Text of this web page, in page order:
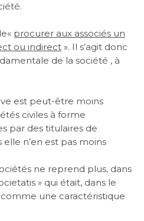
procurer aux associés un
ou indirect ». Il s’agit donc
de la société , à
est peut-être moins
civiles à forme
par des titulaires de
n’en est pas moins
ne reprend plus, dans
» qui était, dans le
une caractéristique